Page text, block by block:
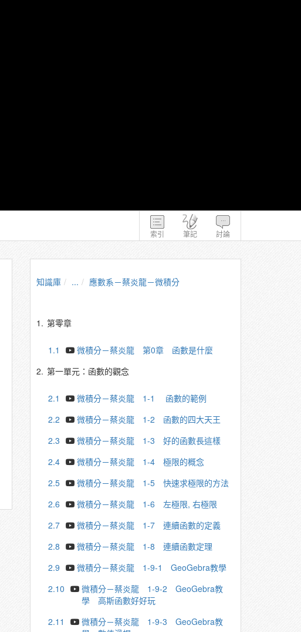
索引 筆記 討論
知識庫 ... 應數系－蔡炎龍－微積分
1. 第零章
1.1
微積分－蔡炎龍 第0章 函數是什麼
2. 第一單元：函數的觀念
2.1
微積分－蔡炎龍 1-1 函數的範例
2.2
微積分－蔡炎龍 1-2 函數的四大天王
2.3
微積分－蔡炎龍 1-3 好的函數長這樣
2.4
微積分－蔡炎龍 1-4 極限的概念
2.5
微積分－蔡炎龍 1-5 快速求極限的方法
2.6
微積分－蔡炎龍 1-6 左極限, 右極限
2.7
微積分－蔡炎龍 1-7 連續函數的定義
2.8
微積分－蔡炎龍 1-8 連續函數定理
2.9
微積分－蔡炎龍 1-9-1 GeoGebra教學
2.10
微積分－蔡炎龍 1-9-2 GeoGebra教
學 高斯函數好好玩
2.11
微積分－蔡炎龍 1-9-3 GeoGebra教